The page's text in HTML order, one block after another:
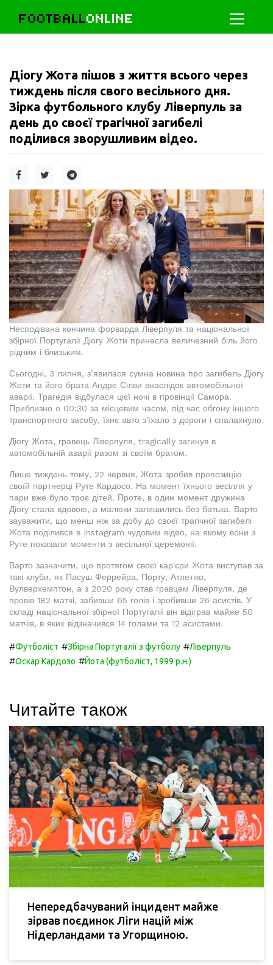
FOOTBALLONLINE
Діогу Жота пішов з життя всього через
тиждень після свого весільного дня.
Зірка футбольного клубу Ліверпуль за
день до своєї трагічної загибелі
поділився зворушливим відео.
Несподівана кончина форварда Ліверпуля та національної
збірної Португалії Діогу Жоти принесла величезний біль його
рідним і близьким.
Сьогодні, 3 липня, з’явилася сумна новина про загибель Діогу
Жоти та його брата Андре Сілви внаслідок автомобільної
аварії. Трагедія відбулася цієї ночі в провінції Самора.
Приблизно о 00:30 за місцевим часом, під час обгону іншого
транспортного засобу, їхнє авто з'їхало з дороги і спалахнуло.
Діогу Жота, гравець Ліверпуля, tragically загинув в
автомобільній аварії разом зі своїм братом.
Лише тиждень тому, 22 червня, Жота зробив пропозицію
своїй партнерці Руте Кардосо. На момент їхнього весілля у
пари вже було троє дітей. Проте, в один момент дружина
Діогу стала вдовою, а малюки залишились без батька. Варто
зауважити, що менш ніж за добу до своєї трагічної загибелі
Жота поділився в Instagram чудовим відео, на якому вони з
Руте показали моменти з весільної церемонії.
Варто зазначити, що протягом своєї кар'єри Жота виступав за
такі клуби, як Пасуш Феррейра, Порту, Атлетіко,
Вулверхемптон, а з 2020 року став гравцем Ліверпуля, де
провів 182 матчі, забивши 65 голів і зробивши 26 асистів. У
складі національної збірної Португалії він відіграв майже 50
матчів, в яких відзначився 14 голами та 12 асистами.
#Футболіст #Збірна Португалії з футболу #Ліверпуль
#Оскар Кардозо #Йота (футболіст, 1999 р.н.)
Читайте також
Непередбачуваний інцидент майже
зірвав поєдинок Ліги націй між
Нідерландами та Угорщиною.